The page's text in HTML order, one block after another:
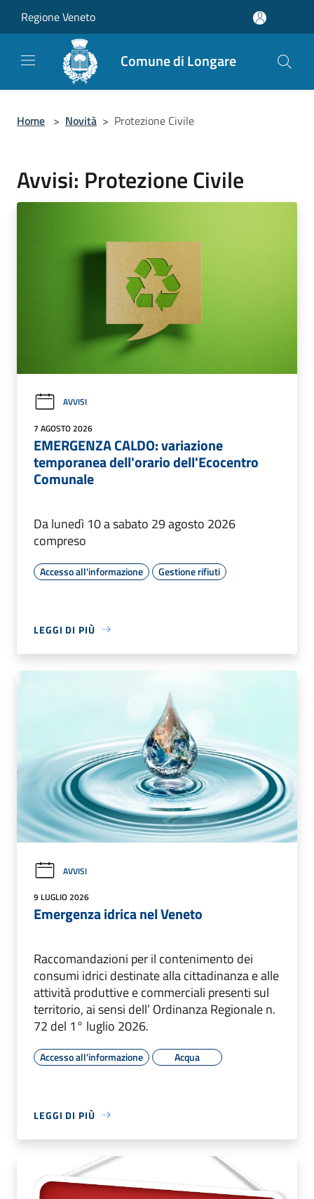
Regione Veneto
Comune di Longare
Home > Novità > Protezione Civile
Avvisi: Protezione Civile
AVVISI
7 AGOSTO 2026
EMERGENZA CALDO: variazione
temporanea dell'orario dell'Ecocentro
Comunale
Da lunedì 10 a sabato 29 agosto 2026
compreso
Accesso all'informazione Gestione rifiuti
LEGGI DI PIÙ
AVVISI
9 LUGLIO 2026
Emergenza idrica nel Veneto
Raccomandazioni per il contenimento dei
consumi idrici destinate alla cittadinanza e alle
attività produttive e commerciali presenti sul
territorio, ai sensi dell’ Ordinanza Regionale n.
72 del 1° luglio 2026.
Accesso all'informazione Acqua
LEGGI DI PIÙ